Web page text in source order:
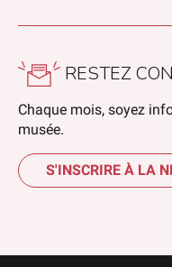
RESTEZ
Chaque mois, soyez
musée.
S'INSCRIRE À LA